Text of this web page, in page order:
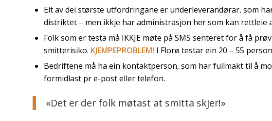
Eit av dei største utfordringane er underleverandørar, som
distriktet – men ikkje har administrasjon her som kan rettleie
Folk som er testa må IKKJE møte på SMS senteret for å få
smitterisiko. KJEMPEPROBLEM! I Florø testar ein 20 – 55
Bedriftene må ha ein kontaktperson, som har fullmakt til å
formidlast pr e-post eller telefon.
«Det er der folk møtast at smitta skjer!»